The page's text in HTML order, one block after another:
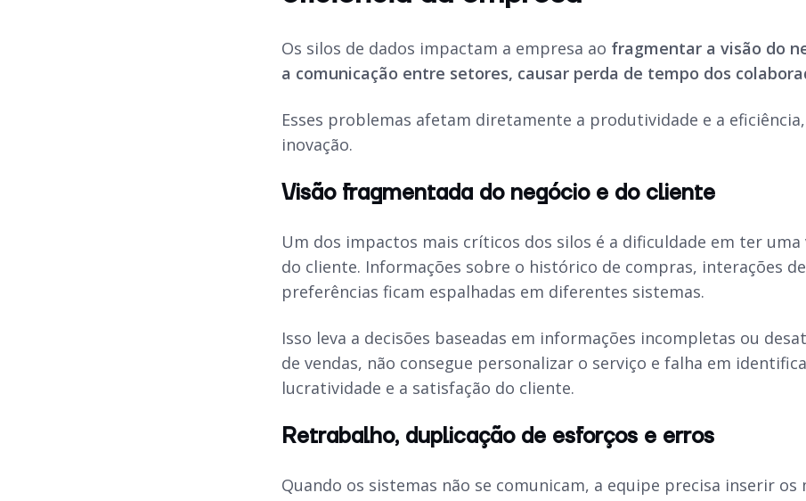
Os silos de dados impactam a empresa ao fragmentar a visão do
a comunicação entre setores, causar perda de tempo dos
Esses problemas afetam diretamente a produtividade e a
inovação.
Visão fragmentada do negócio e do cliente
Um dos impactos mais críticos dos silos é a dificuldade em ter
do cliente. Informações sobre o histórico de compras, interações
preferências ficam espalhadas em diferentes sistemas.
Isso leva a decisões baseadas em informações incompletas ou
de vendas, não consegue personalizar o serviço e falha em
lucratividade e a satisfação do cliente.
Retrabalho, duplicação de esforços e erros
Quando os sistemas não se comunicam, a equipe precisa inserir